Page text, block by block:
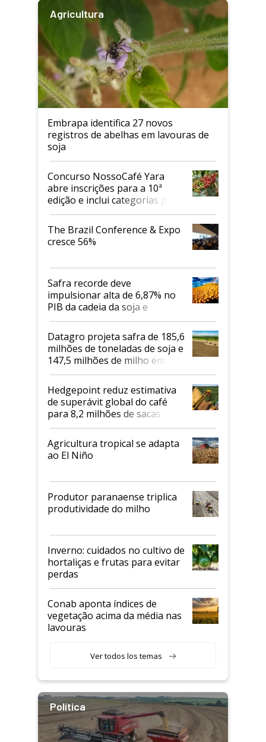
Agricultura
Embrapa identifica 27 novos
registros de abelhas em lavouras de
soja
Concurso NossoCafé Yara
abre inscrições para a 10ª
edição e inclui categorias para
cafés Canephora
The Brazil Conference & Expo
cresce 56%
Safra recorde deve
impulsionar alta de 6,87% no
PIB da cadeia da soja e
biodiesel em 2026
Datagro projeta safra de 185,6
milhões de toneladas de soja e
147,5 milhões de milho em
2026/27
Hedgepoint reduz estimativa
de superávit global do café
para 8,2 milhões de sacas
Agricultura tropical se adapta
ao El Niño
Produtor paranaense triplica
produtividade do milho
Inverno: cuidados no cultivo de
hortaliças e frutas para evitar
perdas
Conab aponta índices de
vegetação acima da média nas
lavouras
Ver todos los temas
Política